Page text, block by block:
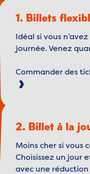
1. Billets
Idéal si vous
journée. Venez
Commander des
2. Billet à la
Moins cher si vous
Choisissez un jour
avec une réduction